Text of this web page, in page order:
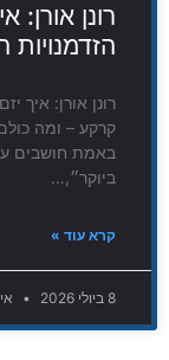
רונן אורן:
רונן אורן: איך
קרקע – ומה
באמת חושבים
ביוקר״,…
קרא עוד »
8 ביולי 2026